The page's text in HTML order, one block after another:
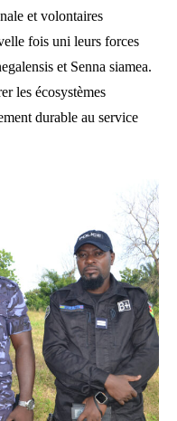
et volontaires
fois uni leurs forces
et Senna siamea.
les écosystèmes
durable au service